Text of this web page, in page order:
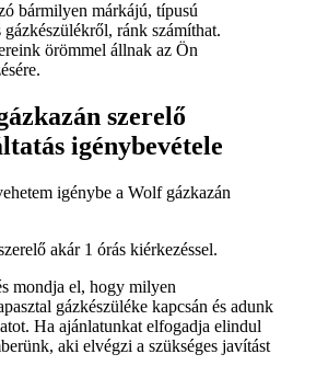
bármilyen márkájú, típusú
ránk számíthat.
örömmel állnak az Ön
szerelő
igénybevétele
igénybe a Wolf gázkazán
akár 1 órás kiérkezéssel.
mondja el, hogy milyen
gázkészüléke kapcsán és adunk
Ha ajánlatunkat elfogadja elindul
aki elvégzi a szükséges javítást